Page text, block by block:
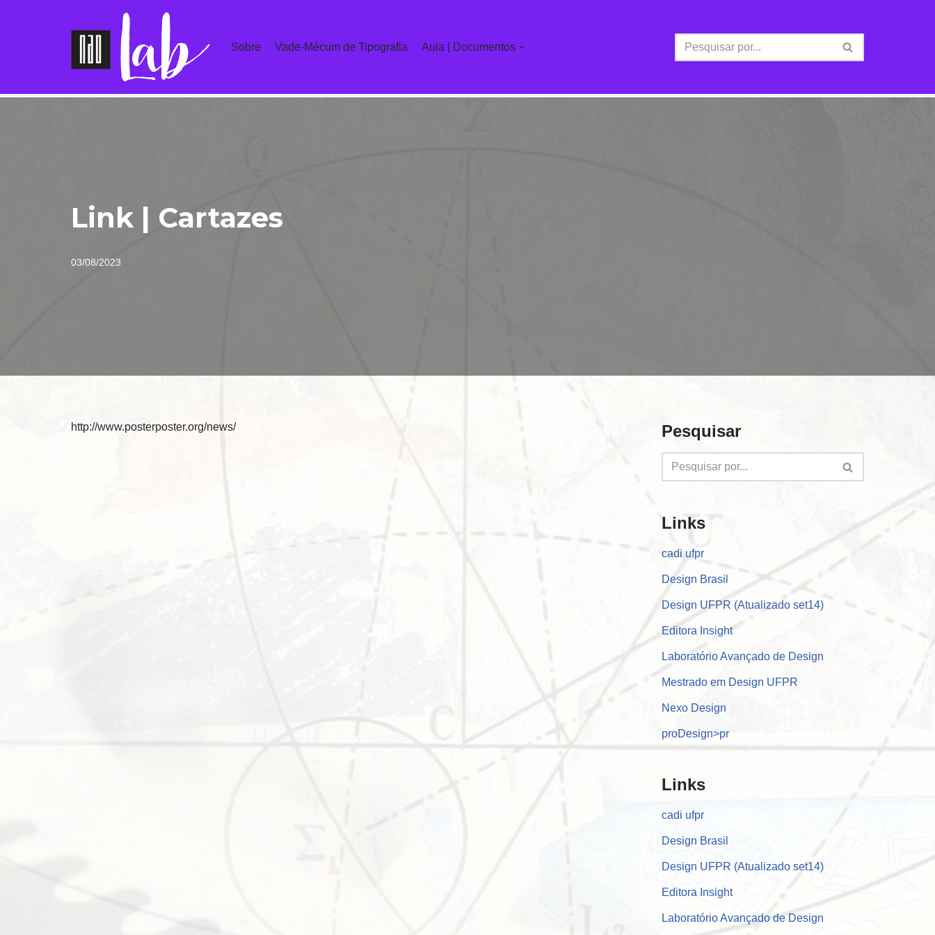
conteúdo
Sobre Vade-Mécum de Tipografia Aula | Documentos
Link | Cartazes
03/08/2023
http://www.posterposter.org/news/ Pesquisar
Links
cadi ufpr
Design Brasil
Design UFPR (Atualizado set14)
Editora Insight
Laboratório Avançado de Design
Mestrado em Design UFPR
Nexo Design
proDesign>pr
Links
cadi ufpr
Design Brasil
Design UFPR (Atualizado set14)
Editora Insight
Laboratório Avançado de Design